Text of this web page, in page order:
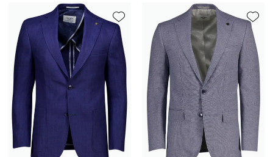
Toevoegen aan favorieten